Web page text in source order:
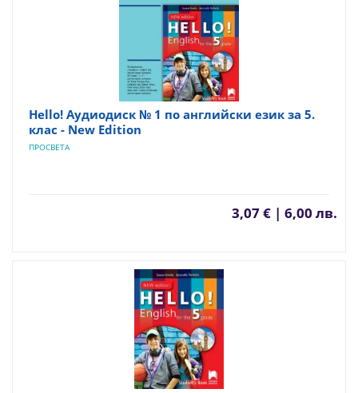
Hello! Аудиодиск № 1 по английски език за 5.
клас - New Edition
ПРОСВЕТА
3,07 € | 6,00 лв.